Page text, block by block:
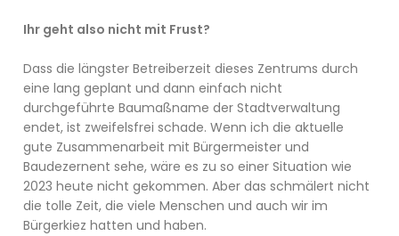
Ihr geht also nicht mit Frust?
Dass die längster Betreiberzeit dieses Zentrums durch
eine lang geplant und dann einfach nicht
durchgeführte Baumaßname der Stadtverwaltung
endet, ist zweifelsfrei schade. Wenn ich die aktuelle
gute Zusammenarbeit mit Bürgermeister und
Baudezernent sehe, wäre es zu so einer Situation wie
2023 heute nicht gekommen. Aber das schmälert nicht
die tolle Zeit, die viele Menschen und auch wir im
Bürgerkiez hatten und haben.